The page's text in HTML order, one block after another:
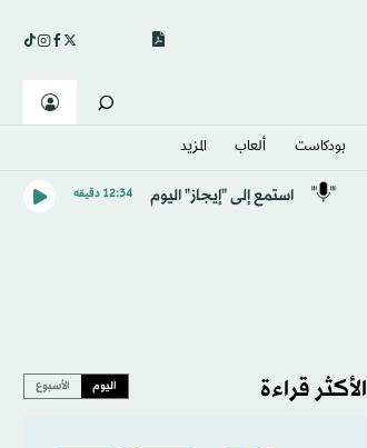
بودكاست ألعاب المزيد
استمع إلى "إيجاز" اليوم 12:34 دقيقه
الأكثر قراءة اليوم الأسبوع